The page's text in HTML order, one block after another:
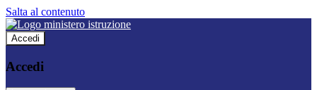
Salta al contenuto
Accedi
Accedi